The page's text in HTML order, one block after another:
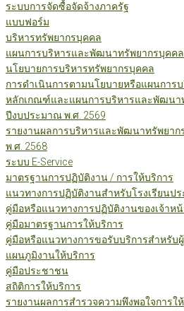
ระบบการจัดซื้อจัดจ้างภาครัฐ
แบบฟอร์ม
บริหารทรัพยากรบุคคล
แผนการบริหารและพัฒนาทรัพยากรบุคคล
นโยบายการบริหารทรัพยากรบุคคล
การดำเนินการตามนโยบายหรือแผนการ
หลักเกณฑ์และแผนการบริหารและพัฒนา
ปีงบประมาณ พ.ศ. 2569
รายงานผลการบริหารและพัฒนาทรัพยา
พ.ศ. 2568
ระบบ E-Service
มาตรฐานการปฏิบัติงาน / การให้บริการ
แนวทางการปฏิบัติงานสำหรับโรงเรียนป
คู่มือหรือแนวทางการปฏิบัติงานของเจ้าห
คู่มือมาตรฐานการให้บริการ
คู่มือหรือแนวทางการขอรับบริการสำหรับ
แผนภูมิงานให้บริการ
คู่มือประชาชน
สถิติการให้บริการ
รายงานผลการสำรวจความพึงพอใจการใ